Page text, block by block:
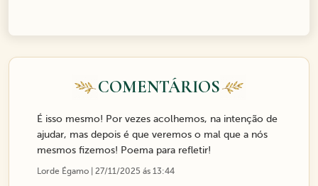
COMENTÁRIOS
É isso mesmo! Por vezes acolhemos, na intenção de
ajudar, mas depois é que veremos o mal que a nós
mesmos fizemos! Poema para refletir!
Lorde Égamo | 27/11/2025 ás 13:44